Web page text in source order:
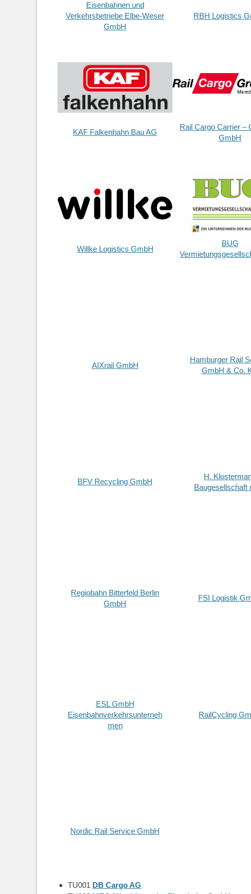
Eisenbahnen und
Verkehrsbetriebe Elbe-Weser
GmbH
RBH Logistics
KAF Falkenhahn Bau AG
Rail Cargo Carrier –
GmbH
Willke Logistics GmbH
BUG
AIXrail GmbH
Hamburger Rail
GmbH & Co.
BFV Recycling GmbH
H.
Baugesellschaft
Regiobahn Bitterfeld Berlin
GmbH
FSI Logistik
ESL GmbH
Eisenbahnverkehrsunterneh
men
RailCycling
Nordic Rail Service GmbH
TU001 DB Cargo AG